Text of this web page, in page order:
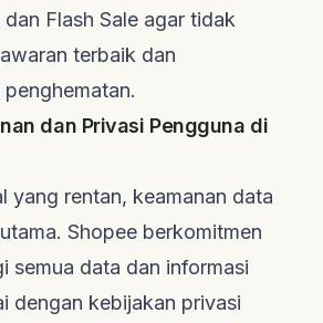
Flash Sale agar tidak
terbaik dan
dan Privasi Pengguna di
yang rentan, keamanan data
Shopee berkomitmen
semua data dan informasi
dengan kebijakan privasi